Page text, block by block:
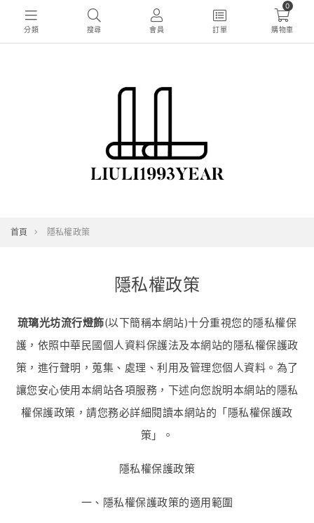
分類 搜尋 會員 訂單
0
購物車
首頁 隱私權政策
隱私權政策
琉璃光坊流行燈飾(以下簡稱本網站)十分重視您的隱私權保
護，依照中華民國個人資料保護法及本網站的隱私權保護政
策，進行聲明，蒐集、處理、利用及管理您個人資料。為了
讓您安心使用本網站各項服務，下述向您說明本網站的隱私
權保護政策，請您務必詳細閱讀本網站的「隱私權保護政
策」。
隱私權保護政策
一、隱私權保護政策的適用範圍